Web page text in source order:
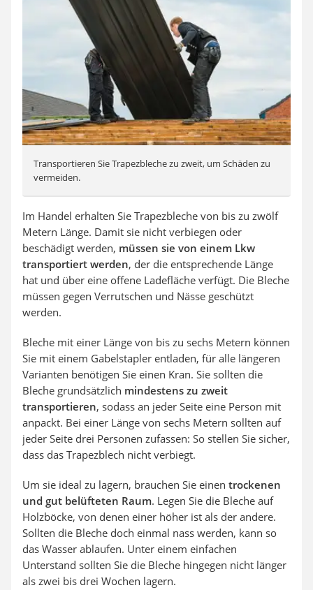
Transportieren Sie Trapezbleche zu zweit, um Schäden zu
vermeiden.
Im Handel erhalten Sie Trapezbleche von bis zu zwölf
Metern Länge. Damit sie nicht verbiegen oder
beschädigt werden, müssen sie von einem Lkw
transportiert werden, der die entsprechende Länge
hat und über eine offene Ladefläche verfügt. Die Bleche
müssen gegen Verrutschen und Nässe geschützt
werden.
Bleche mit einer Länge von bis zu sechs Metern können
Sie mit einem Gabelstapler entladen, für alle längeren
Varianten benötigen Sie einen Kran. Sie sollten die
Bleche grundsätzlich mindestens zu zweit
transportieren, sodass an jeder Seite eine Person mit
anpackt. Bei einer Länge von sechs Metern sollten auf
jeder Seite drei Personen zufassen: So stellen Sie sicher,
dass das Trapezblech nicht verbiegt.
Um sie ideal zu lagern, brauchen Sie einen trockenen
und gut belüfteten Raum. Legen Sie die Bleche auf
Holzböcke, von denen einer höher ist als der andere.
Sollten die Bleche doch einmal nass werden, kann so
das Wasser ablaufen. Unter einem einfachen
Unterstand sollten Sie die Bleche hingegen nicht länger
als zwei bis drei Wochen lagern.